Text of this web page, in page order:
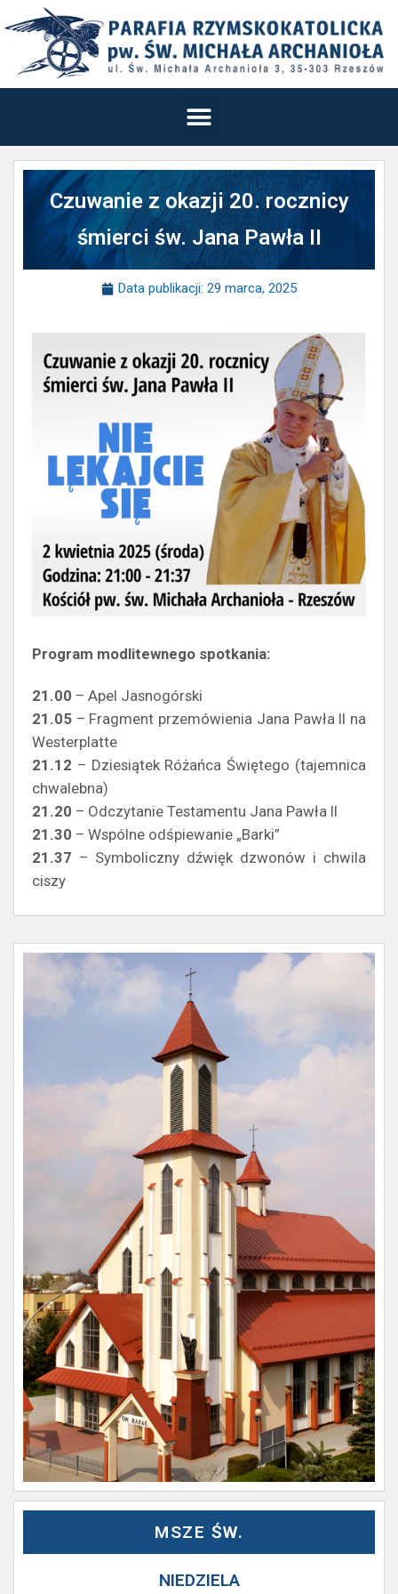
MSZE ŚW.
NIEDZIELA
Czuwanie z okazji 20. rocznicy
śmierci św. Jana Pawła II
Data publikacji: 29 marca, 2025
Program modlitewnego spotkania:
21.00 – Apel Jasnogórski
21.05 – Fragment przemówienia Jana Pawła II na
Westerplatte
21.12 – Dziesiątek Różańca Świętego (tajemnica
chwalebna)
21.20 – Odczytanie Testamentu Jana Pawła II
21.30 – Wspólne odśpiewanie „Barki”
21.37 – Symboliczny dźwięk dzwonów i chwila
ciszy